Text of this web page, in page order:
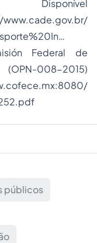
…
Federal de
008-2015)
públicos